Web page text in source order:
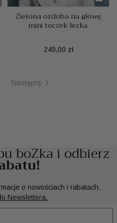
Zielona ozdoba na głowę
mini toczek łezka.
Cena
249,00 zł
Następny 
boZka i odbierz
o nowościach i rabatach.
Newslettera.